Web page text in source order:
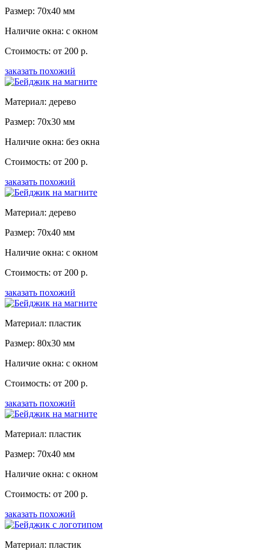
Размер: 70x40 мм
Наличие окна: с окном
Стоимость: от 200 р.
заказать похожий
Материал: дерево
Размер: 70x30 мм
Наличие окна: без окна
Стоимость: от 200 р.
заказать похожий
Материал: дерево
Размер: 70x40 мм
Наличие окна: с окном
Стоимость: от 200 р.
заказать похожий
Материал: пластик
Размер: 80x30 мм
Наличие окна: с окном
Стоимость: от 200 р.
заказать похожий
Материал: пластик
Размер: 70x40 мм
Наличие окна: с окном
Стоимость: от 200 р.
заказать похожий
Материал: пластик